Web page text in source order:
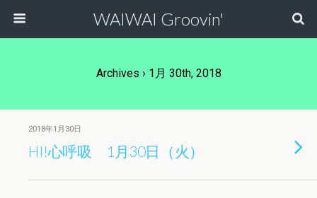
WAIWAI Groovin'
Archives › 1月 30th, 2018
2018年1月30日
HI!心呼吸 1月30日（火）